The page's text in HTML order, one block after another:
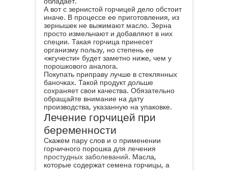
А вот с зернистой горчицей дело обстоит
иначе. В процессе ее приготовления, из
зернышек не выжимают масло. Зерна
просто измельчают и добавляют в них
специи. Такая горчица принесет
организму пользу, но степень ее
«жгучести» будет заметно ниже, чем у
порошкового аналога.
Покупать приправу лучше в стеклянных
баночках. Такой продукт дольше
сохраняет свои качества. Обязательно
обращайте внимание на дату
производства, указанную на упаковке.
Лечение горчицей при
беременности
Скажем пару слов и о применении
горчичного порошка для лечения
простудных заболеваний. Масла,
которые содержат семена горчицы, а